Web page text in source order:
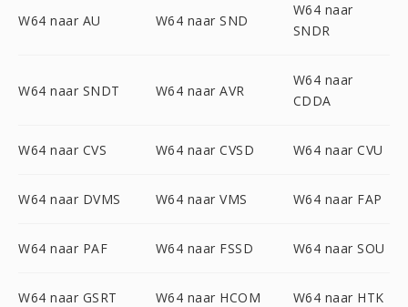
W64 naar AU W64 naar SND
W64 naar
SNDR
W64 naar SNDT W64 naar AVR
W64 naar
CDDA
W64 naar CVS W64 naar CVSD W64 naar CVU
W64 naar DVMS W64 naar VMS W64 naar FAP
W64 naar PAF W64 naar FSSD W64 naar SOU
W64 naar GSRT W64 naar HCOM W64 naar HTK